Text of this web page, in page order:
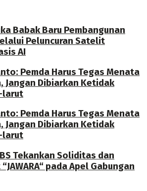
Babak Baru Pembangunan
Peluncuran Satelit
AI
Pemda Harus Tegas Menata
Jangan Dibiarkan Ketidak
larut
Pemda Harus Tegas Menata
Jangan Dibiarkan Ketidak
larut
Tekankan Soliditas dan
pada Apel Gabungan